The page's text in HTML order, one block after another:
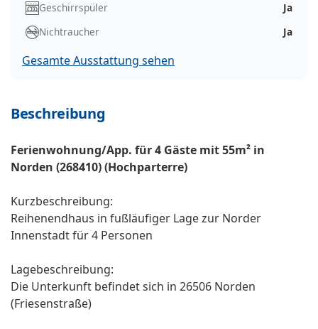
Geschirrspüler
Ja
Nichtraucher
Ja
Gesamte Ausstattung sehen
Beschreibung
Ferienwohnung/App. für 4 Gäste mit 55m² in
Norden (268410) (Hochparterre)
Kurzbeschreibung:
Reihenendhaus in fußläufiger Lage zur Norder
Innenstadt für 4 Personen
Lagebeschreibung:
Die Unterkunft befindet sich in 26506 Norden
(Friesenstraße)